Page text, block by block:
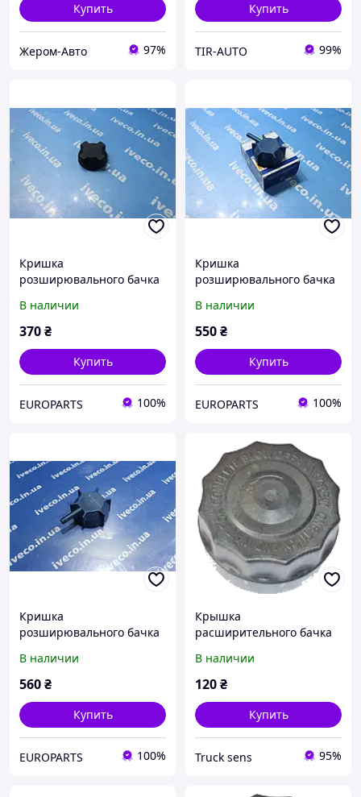
Купить
Жером-Авто 97%
Купить
TIR-AUTO 99%
Кришка
розширювального бачка
1399820 81061110023
В наличии
370₴
Купить
EUROPARTS 100%
Кришка
розширювального бачка
1399820 81061110023
5.45321
В наличии
550₴
Купить
EUROPARTS 100%
Кришка
розширювального бачка
1399820 81061110023
5.45321 FE40223
В наличии
560₴
Купить
EUROPARTS 100%
Крышка
расширительного бачка
DBDA001TC
В наличии
120₴
Купить
Truck sens 95%